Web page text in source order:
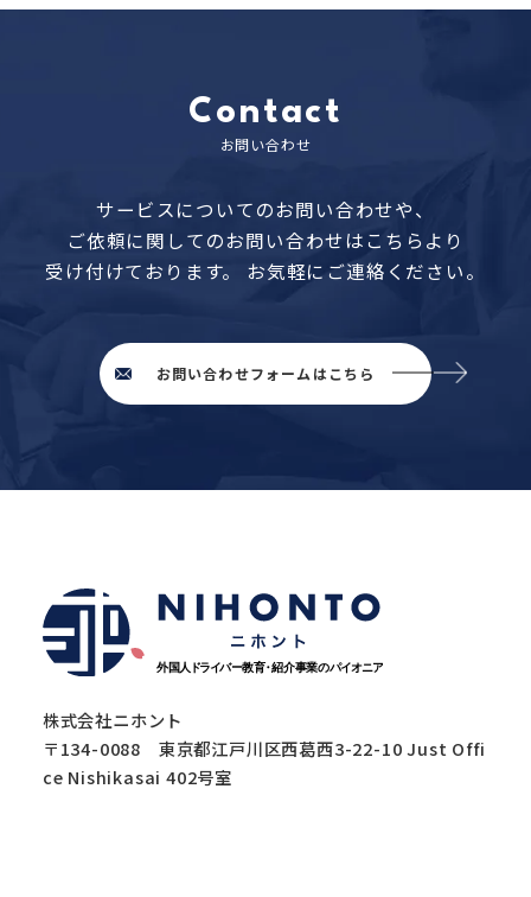
Contact
お問い合わせ
サービスについてのお問い合わせや、
ご依頼に関してのお問い合わせはこちらより
受け付けております。
お気軽にご連絡ください。
お問い合わせフォームはこちら
株式会社ニホント
〒134-0088 東京都江戸川区西葛西3-22-10 Just Offi
ce Nishikasai 402号室